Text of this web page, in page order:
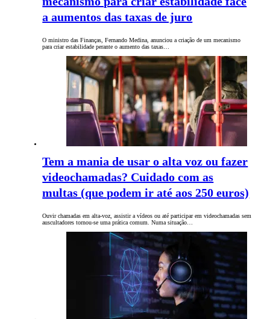
a aumentos das taxas de juro
O ministro das Finanças, Fernando Medina, anunciou a criação de um mecanismo
para criar estabilidade perante o aumento das taxas…
Tem a mania de usar o alta voz ou fazer
videochamadas? Cuidado com as
multas (que podem ir até aos 250 euros)
Ouvir chamadas em alta-voz, assistir a vídeos ou até participar em videochamadas sem
auscultadores tornou-se uma prática comum. Numa situação…